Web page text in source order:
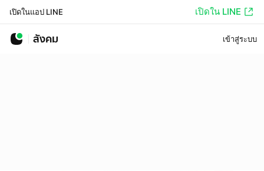
เปิดในแอป LINE เปิดใน LINE
สังคม เข้าสู่ระบบ